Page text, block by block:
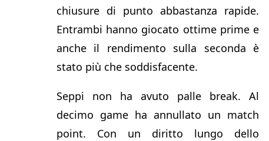
chiusure di punto abbastanza rapide.
Entrambi hanno giocato ottime prime e
anche il rendimento sulla seconda è
stato più che soddisfacente.
Seppi non ha avuto palle break. Al
decimo game ha annullato un match
point. Con un diritto lungo dello